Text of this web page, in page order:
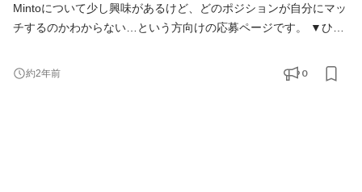
Mintoについて少し興味があるけど、どのポジションが自分にマッ
チするのかわからない…という方向けの応募ページです。 ▼ひと
ネスに興味があるが、自分がどのように活躍できるかわからな
い… ・エンタメビジネスの構造について知りたい！ ・グローバル
約2年前 0